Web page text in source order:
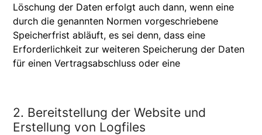
Löschung der Daten erfolgt auch dann, wenn eine
durch die genannten Normen vorgeschriebene
Speicherfrist abläuft, es sei denn, dass eine
Erforderlichkeit zur weiteren Speicherung der Daten
für einen Vertragsabschluss oder eine
2. Bereitstellung der Website und
Erstellung von Logfiles